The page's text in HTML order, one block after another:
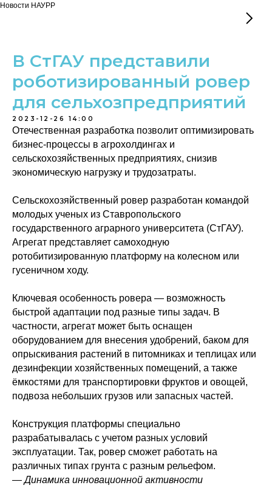
Новости НАУРР
В СтГАУ представили
роботизированный ровер
для сельхозпредприятий
2023-12-26 14:00
Отечественная разработка позволит оптимизировать
бизнес-процессы в агрохолдингах и
сельскохозяйственных предприятиях, снизив
экономическую нагрузку и трудозатраты.
Сельскохозяйственный ровер разработан командой
молодых ученых из Ставропольского
государственного аграрного университета (СтГАУ).
Агрегат представляет самоходную
ротобитизированную платформу на колесном или
гусеничном ходу.
Ключевая особенность ровера — возможность
быстрой адаптации под разные типы задач. В
частности, агрегат может быть оснащен
оборудованием для внесения удобрений, баком для
опрыскивания растений в питомниках и теплицах или
дезинфекции хозяйственных помещений, а также
ёмкостями для транспортировки фруктов и овощей,
подвоза небольших грузов или запасных частей.
Конструкция платформы специально
разрабатывалась с учетом разных условий
эксплуатации. Так, ровер сможет работать на
различных типах грунта с разным рельефом.
— Динамика инновационной активности